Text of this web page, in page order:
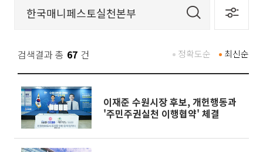
검색결과 총 67 건 최신순
정확도순
이재준 수원시장 후보, 개헌행동과
'주민주권실천 이행협약' 체결